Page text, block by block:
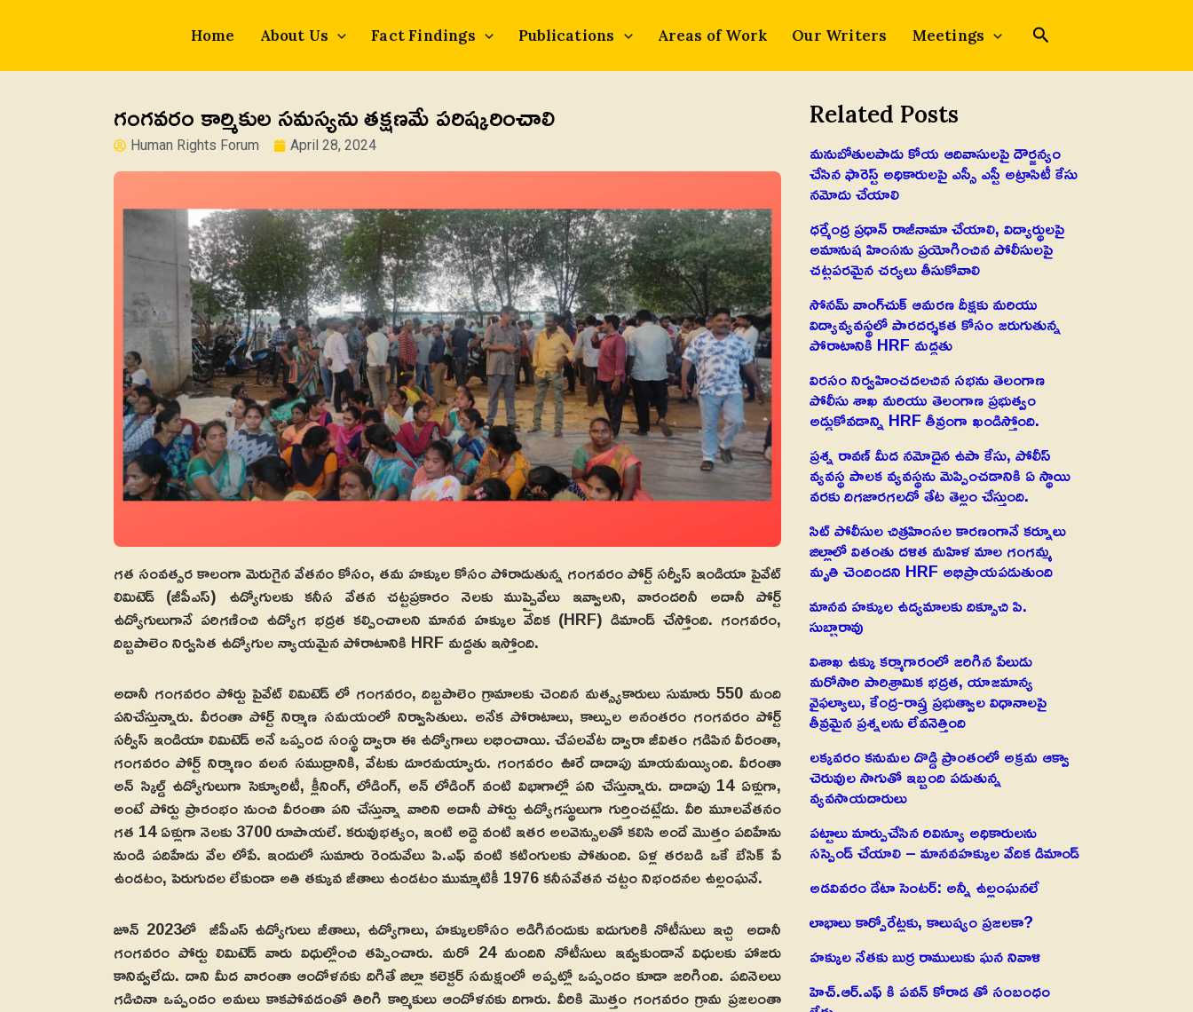
Home About Us Fact Findings Publications Areas of Work Our Writers Meetings
గంగవరం కార్మికుల సమస్యను తక్షణమే పరిష్కరించాలి
Human Rights Forum April 28, 2024
గత సంవత్సర కాలంగా మెరుగైన వేతనం కోసం, తమ హక్కుల కోసం పోరాడుతున్న గంగవరం పోర్ట్‌ సర్వీస్‌ ఇండియా పైవేట్‌
లిమిటెడ్‌ (జీపీఎస్‌) ఉద్యోగులకు కనీస వేతన చట్టప్రకారం నెలకు ముప్పైవేలు ఇవ్వాలని, వారందరినీ అదానీ పోర్ట్‌
ఉద్యోగులుగానే పరిగణించి ఉద్యోగ భద్రత కల్పించాలని మానవ హక్కుల వేదిక (HRF) డిమాండ్‌ చేస్తోంది. గంగవరం,
దిబ్బపాలెం నిర్వసిత ఉద్యోగుల న్యాయమైన పోరాటానికి HRF మద్దతు ఇస్తోంది.
అదానీ గంగవరం పోర్టు పైవేట్‌ లిమిటెడ్‌ లో గంగవరం, దిబ్బపాలెం గ్రామాలకు చెందిన మత్స్యకారులు సుమారు 550 మంది
పనిచేస్తున్నారు. వీరంతా పోర్ట్‌ నిర్మాణ సమయంలో నిర్వాసితులు. అనేక పోరాటాలు, కాల్పుల అనంతరం గంగవరం పోర్ట్‌
సర్వీస్‌ ఇండియా లిమిటెడ్‌ అనే ఒప్పంద సంస్థ ద్వారా ఈ ఉద్యోగాలు లభించాయి. చేపలవేట ద్వారా జీవితం గడిపిన వీరంతా,
గంగవరం పోర్ట్‌ నిర్మాణం వలన సముద్రానికి, వేటకు దూరమయ్యారు. గంగవరం ఊరే దాదాపు మాయమయ్యింది. వీరంతా
అన్‌ స్కిల్డ్‌ ఉద్యోగులుగా సెక్యూరిటీ, క్లీనింగ్‌, లోడింగ్‌, అన్‌ లోడింగ్‌ వంటి విభాగాల్లో పని చేస్తున్నారు. దాదాపు 14 ఏళ్లుగా,
అంటే పోర్టు ప్రారంభం నుంచి వీరంతా పని చేస్తున్నా వారిని అదానీ పోర్టు ఉద్యోగస్థులుగా గుర్తించట్లేదు. వీరి మూలవేతనం
గత 14 ఏళ్లుగా నెలకు 3700 రూపాయలే. కరువుభత్యం, ఇంటి అద్దె వంటి ఇతర అలవెన్సులతో కలిసి అందే మొత్తం పదిహేను
నుండి పదిహేడు వేల లోపే. ఇందులో సుమారు రెండువేలు పి.ఎఫ్‌ వంటి కటింగులకు పోతుంది. ఏళ్ల తరబడి ఒకే బేసిక్‌ పే
ఉండటం, పెరుగుదల లేకుండా అతి తక్కువ జీతాలు ఉండటం ముమ్మాటికీ 1976 కనీసవేతన చట్టం నిభందనల ఉల్లంఘనే.
జూన్‌ 2023లో జీపీఎస్‌ ఉద్యోగులు జీతాలు, ఉద్యోగాలు, హక్కులకోసం అడిగినందుకు ఐదుగురికి నోటీసులు ఇచ్చి అదానీ
గంగవరం పోర్టు లిమిటెడ్‌ వారు విధుల్లోంచి తప్పించారు. మరో 24 మందిని నోటీసులు ఇవ్వకుండానే విధులకు హాజరు
కానివ్వలేదు. దాని మీద వారంతా ఆందోళనకు దిగితే జిల్లా కలెక్టర్‌ సమక్షంలో అప్పట్లో ఒప్పందం కూడా జరిగింది. పదినెలలు
గడిచినా ఒప్పందం అమలు కాకపోవడంతో తిరిగి కార్మికులు ఆందోళనకు దిగారు. వీరికి మొత్తం గంగవరం గ్రామ ప్రజలంతా
Related Posts
మనుబోతులపాడు కోయ ఆదివాసులపై దౌర్జన్యం
చేసిన ఫారెస్ట్ అధికారులపై ఎస్సీ ఎస్టీ అట్రాసిటీ కేసు
నమోదు చేయాలి
ధర్మేంద్ర ప్రధాన్ రాజీనామా చేయాలి, విద్యార్థులపై
అమానుష హింసను ప్రయోగించిన పోలీసులపై
చట్టపరమైన చర్యలు తీసుకోవాలి
సోనమ్ వాంగ్‌చుక్ ఆమరణ దీక్షకు మరియు
విద్యావ్యవస్థలో పారదర్శకత కోసం జరుగుతున్న
పోరాటానికి HRF మద్దతు
విరసం నిర్వహించదలచిన సభను తెలంగాణ
పోలీసు శాఖ మరియు తెలంగాణ ప్రభుత్వం
అడ్డుకోవడాన్ని HRF తీవ్రంగా ఖండిస్తోంది.
ప్రశ్న రావణ్ మీద నమోదైన ఉపా కేసు, పోలీస్
వ్యవస్థ పాలక వ్యవస్థను మెప్పించడానికి ఏ స్థాయి
వరకు దిగజారగలదో తేట తెల్లం చేస్తుంది.
సిట్ పోలీసుల చిత్రహింసల కారణంగానే కర్నూలు
జిల్లాలో వితంతు దళిత మహిళ మాల గంగమ్మ
మృతి చెందిందని HRF అభిప్రాయపడుతుంది
మానవ హక్కుల ఉద్యమాలకు దిక్సూచి పి.
సుబ్బారావు
విశాఖ ఉక్కు కర్మాగారంలో జరిగిన పేలుడు
మరోసారి పారిశ్రామిక భద్రత, యాజమాన్య
వైఫల్యాలు, కేంద్ర-రాష్త్ర ప్రభుత్వాల విధానాలపై
తీవ్రమైన ప్రశ్నలను లేవనెత్తింది
లక్కవరం కనుమల దొడ్డి ప్రాంతంలో అక్రమ ఆక్వా
చెరువుల సాగుతో ఇబ్బంది పడుతున్న
వ్యవసాయదారులు
పట్టాలు మార్పుచేసిన రివిన్యూ అధికారులను
సస్పెండ్ చేయాలి – మానవహక్కుల వేదిక డిమాండ్
అడవివరం డేటా సెంటర్: అన్నీ ఉల్లంఘనలే
లాభాలు కార్పోరేట్లకు, కాలుష్యం ప్రజలకా?
హక్కుల నేతకు బుర్ర రాములుకు ఘన నివాళి
హెచ్.ఆర్.ఎఫ్ కి పవన్ కోరాడ తో సంబంధం